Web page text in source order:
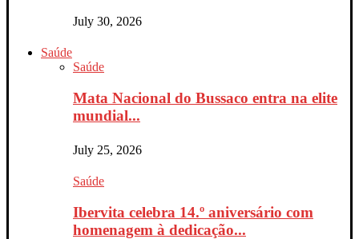
July 30, 2026
Saúde
Saúde
Mata Nacional do Bussaco entra na elite
mundial...
July 25, 2026
Saúde
Ibervita celebra 14.º aniversário com
homenagem à dedicação...